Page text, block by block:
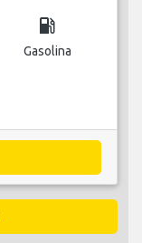
local_gas_station
Gasolina